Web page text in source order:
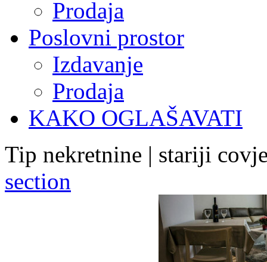
Prodaja
Poslovni prostor
Izdavanje
Prodaja
KAKO OGLAŠAVATI
Tip nekretnine | stariji
section